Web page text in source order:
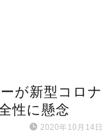
が新型コロナ
性に懸念
2020年10月14日